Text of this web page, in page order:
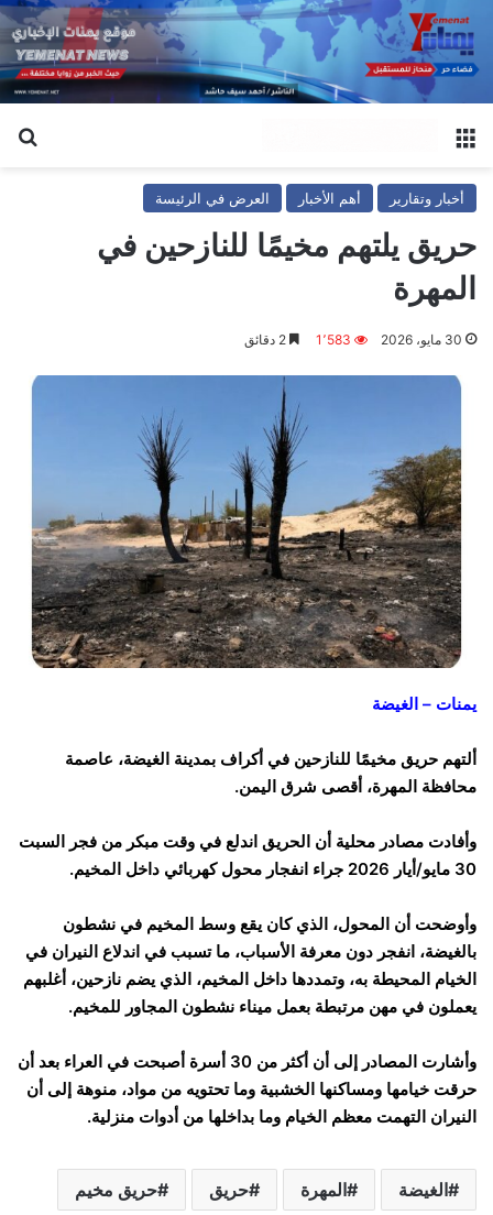
أخبار وتقارير أهم الأخبار العرض في الرئيسة
حريق يلتهم مخيمًا للنازحين في
المهرة
30 مايو، 2026 1٬583
يمنات – الغيضة
ألتهم حريق مخيمًا للنازحين في أكراف بمدينة الغيضة، عاصمة
محافظة المهرة، أقصى شرق اليمن.
وأفادت مصادر محلية أن الحريق اندلع في وقت مبكر من فجر السبت
30 مايو/أيار 2026 جراء انفجار محول كهربائي داخل المخيم.
وأوضحت أن المحول، الذي كان يقع وسط المخيم في نشطون
بالغيضة، انفجر دون معرفة الأسباب، ما تسبب في اندلاع النيران في
الخيام المحيطة به، وتمددها داخل المخيم، الذي يضم نازحين، أغلبهم
يعملون في مهن مرتبطة بعمل ميناء نشطون المجاور للمخيم.
وأشارت المصادر إلى أن أكثر من 30 أسرة أصبحت في العراء بعد أن
حرقت خيامها ومساكنها الخشبية وما تحتويه من مواد، منوهة إلى أن
النيران التهمت معظم الخيام وما بداخلها من أدوات منزلية.
الغيضة المهرة حريق حريق مخيم